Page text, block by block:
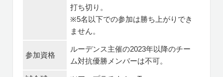
打ち切り。
※5名以下での参加は勝ち上がりでき
ません。
参加資格
ルーデンス主催の2023年以降のチー
ム対抗優勝メンバーは不可。